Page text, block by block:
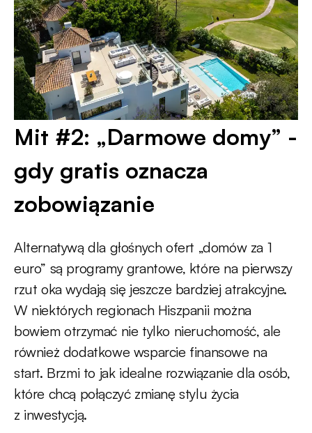
Mit #2: „Darmowe domy” -
gdy gratis oznacza
zobowiązanie
Alternatywą dla głośnych ofert „domów za 1
euro” są programy grantowe, które na pierwszy
rzut oka wydają się jeszcze bardziej atrakcyjne.
W niektórych regionach Hiszpanii można
bowiem otrzymać nie tylko nieruchomość, ale
również dodatkowe wsparcie finansowe na
start. Brzmi to jak idealne rozwiązanie dla osób,
które chcą połączyć zmianę stylu życia
z inwestycją.